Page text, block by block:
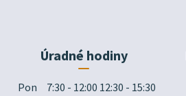
Úradné hodiny
Pon
7:30 - 12:00 12:30 - 15:30